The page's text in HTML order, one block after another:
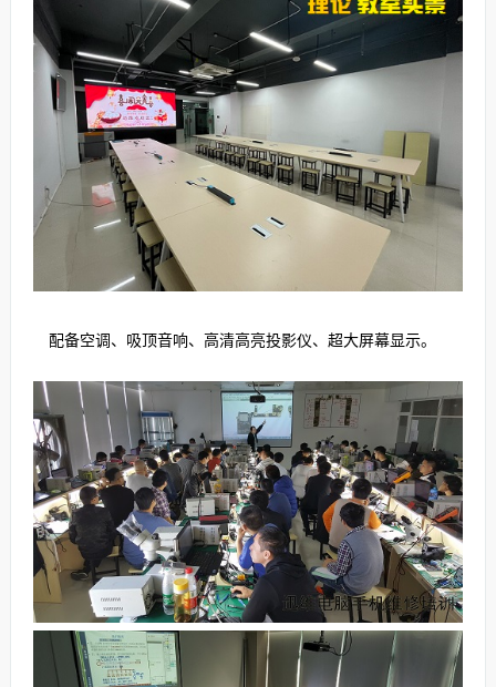
配备空调、吸顶音响、高清高亮投影仪、超大屏幕显示。